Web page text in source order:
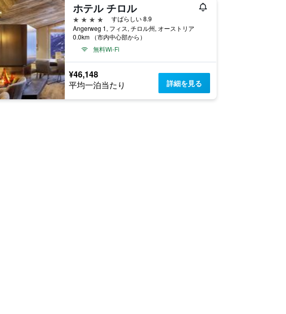
ホテル チロル
4つ星
すばらしい 8.9
Angerweg 1, フィス, チロル州, オーストリア
0.0km （市内中心部から）
無料Wi-Fi
¥46,148
平均一泊当たり 詳細を見る